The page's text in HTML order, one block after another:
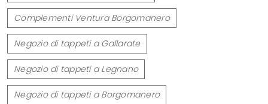
Complementi Ventura Borgomanero
Negozio di tappeti a Gallarate
Negozio di tappeti a Legnano
Negozio di tappeti a Borgomanero